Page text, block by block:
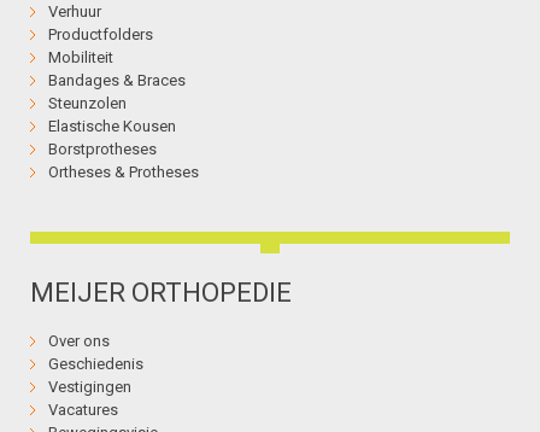
Verhuur
Productfolders
Mobiliteit
Bandages & Braces
Steunzolen
Elastische Kousen
Borstprotheses
Ortheses & Protheses
MEIJER ORTHOPEDIE
Over ons
Geschiedenis
Vestigingen
Vacatures